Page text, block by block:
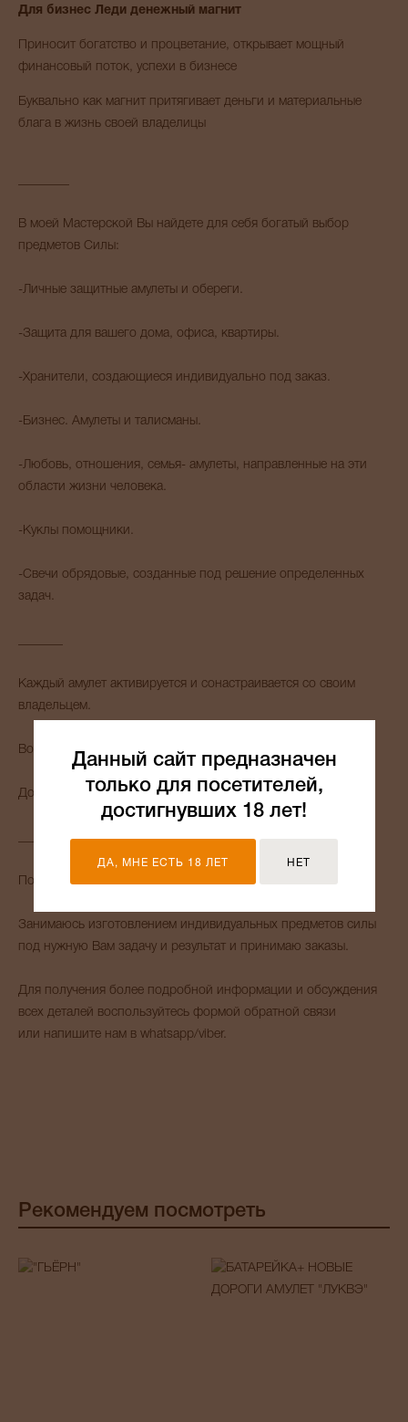
Для бизнес Леди денежный магнит
Приносит богатство и процветание, открывает мощный
финансовый поток, успехи в бизнесе
Буквально как магнит притягивает деньги и материальные
блага в жизнь своей владелицы
В моей Мастерской Вы найдете для себя богатый выбор
предметов Силы:
-Личные защитные амулеты и обереги.
-Защита для вашего дома, офиса, квартиры.
-Хранители, создающиеся индивидуально под заказ.
-Бизнес. Амулеты и талисманы.
-Любовь, отношения, семья- амулеты, направленные на эти
области жизни человека.
-Куклы помощники.
-Свечи обрядовые, созданные под решение определенных
задач.
Каждый амулет активируется и сонастраивается со своим
владельцем.
Возможно приобретение оберега в подарок.
Доставка осуществляется по всему МИРУ.
Помогу с выбором амулета для Вас и Ваших близких.
Занимаюсь изготовлением индивидуальных предметов силы
под нужную Вам задачу и результат и принимаю заказы.
Для получения более подробной информации и обсуждения
всех деталей воспользуйтесь формой обратной связи
или напишите нам в whatsapp/viber.
Рекомендуем посмотреть
Данный сайт предназначен
только для посетителей,
достигнувших 18 лет!
ДА, МНЕ ЕСТЬ 18 ЛЕТ НЕТ